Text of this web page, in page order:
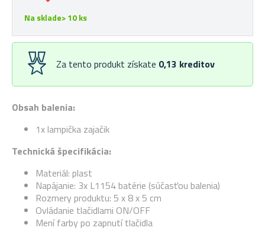
Obsah balenia:
1x lampička zajačik
Technická špecifikácia:
Materiál: plast
Napájanie: 3x L1154 batérie (súčasťou balenia)
Rozmery produktu: 5 x 8 x 5 cm
Ovládanie tlačidlami ON/OFF
Mení farby po zapnutí tlačidla
Na sklade> 10 ks
Za tento produkt získate 0,13 kreditov